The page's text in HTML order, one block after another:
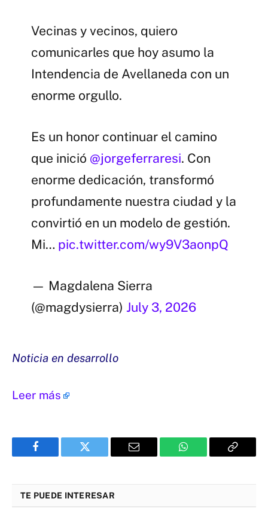
Vecinas y vecinos, quiero
comunicarles que hoy asumo la
Intendencia de Avellaneda con un
enorme orgullo.
Es un honor continuar el camino
que inició @jorgeferraresi. Con
enorme dedicación, transformó
profundamente nuestra ciudad y la
convirtió en un modelo de gestión.
Mi… pic.twitter.com/wy9V3aonpQ
— Magdalena Sierra
(@magdysierra) July 3, 2026
Noticia en desarrollo
Leer más
Facebook Twitter Email WhatsApp Copy
TE PUEDE INTERESAR